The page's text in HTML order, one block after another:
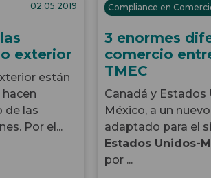
02.05.2019
exterior
están
de las
Por el...
Compliance en
3 enormes
comercio
TMEC
Canadá y Estados
México, a un
adaptado para el
Estados Unidos-
por ...